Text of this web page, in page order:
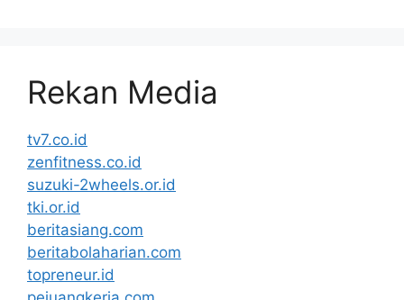
Rekan Media
tv7.co.id
zenfitness.co.id
suzuki-2wheels.or.id
tki.or.id
beritasiang.com
beritabolaharian.com
topreneur.id